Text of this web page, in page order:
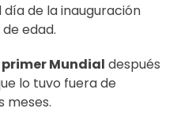
día de la inauguración
edad.
primer Mundial después
lo tuvo fuera de
meses.